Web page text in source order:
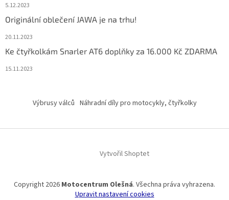
5.12.2023
Originální oblečení JAWA je na trhu!
20.11.2023
Ke čtyřkolkám Snarler AT6 doplňky za 16.000 Kč ZDARMA
15.11.2023
Výbrusy válců Náhradní díly pro motocykly, čtyřkolky
Vytvořil Shoptet
Copyright 2026 Motocentrum Olešná. Všechna práva vyhrazena.
Upravit nastavení cookies